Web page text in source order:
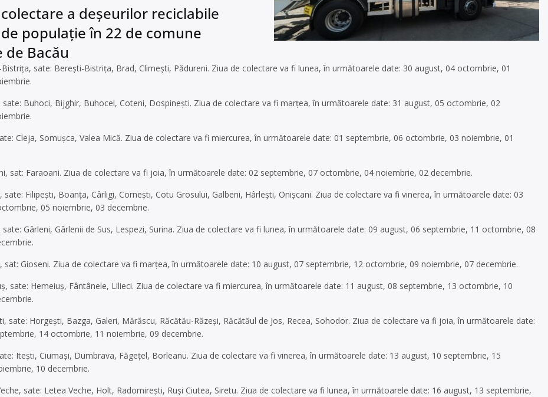
a deșeurilor reciclabile
populație în 22 de comune
Bacău
sate: Berești-Bistrița, Brad, Climești, Pădureni. Ziua de colectare va fi lunea, în următoarele date: 30 august, 04 octombrie, 01
Buhoci, Bijghir, Buhocel, Coteni, Dospinești. Ziua de colectare va fi marțea, în următoarele date: 31 august, 05 octombrie, 02
Cleja, Somușca, Valea Mică. Ziua de colectare va fi miercurea, în următoarele date: 01 septembrie, 06 octombrie, 03 noiembrie, 01
sat: Faraoani. Ziua de colectare va fi joia, în următoarele date: 02 septembrie, 07 octombrie, 04 noiembrie, 02 decembrie.
sate: Filipești, Boanța, Cârligi, Cornești, Cotu Grosului, Galbeni, Hârlești, Onișcani. Ziua de colectare va fi vinerea, în următoarele date: 03
05 noiembrie, 03 decembrie.
sate: Gârleni, Gârlenii de Sus, Lespezi, Surina. Ziua de colectare va fi lunea, în următoarele date: 09 august, 06 septembrie, 11 octombrie, 08
sat: Gioseni. Ziua de colectare va fi marțea, în următoarele date: 10 august, 07 septembrie, 12 octombrie, 09 noiembrie, 07 decembrie.
sate: Hemeiuș, Fântânele, Lilieci. Ziua de colectare va fi miercurea, în următoarele date: 11 august, 08 septembrie, 13 octombrie, 10
sate: Horgești, Bazga, Galeri, Mărăscu, Răcătău-Răzeși, Răcătăul de Jos, Recea, Sohodor. Ziua de colectare va fi joia, în următoarele date:
14 octombrie, 11 noiembrie, 09 decembrie.
Itești, Ciumași, Dumbrava, Făgețel, Borleanu. Ziua de colectare va fi vinerea, în următoarele date: 13 august, 10 septembrie, 15
10 decembrie.
sate: Letea Veche, Holt, Radomirești, Ruși Ciutea, Siretu. Ziua de colectare va fi lunea, în următoarele date: 16 august, 13 septembrie,